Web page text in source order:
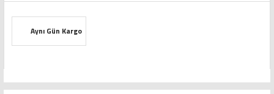
Aynı Gün Kargo